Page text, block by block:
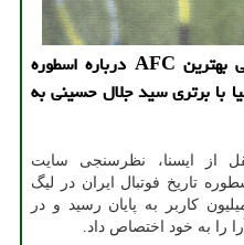
به گزارش مركز اسپرت نظرسنجی بهترین AFC درباره اسطوره
با برتری سید جلال حسینی به
از ایسنا، نظرسنجی سایت
تاریخ فوتبال ایران در لیگ
آسیا با حضور حدود ۶ میلیون كاربر به پایان رسید و در